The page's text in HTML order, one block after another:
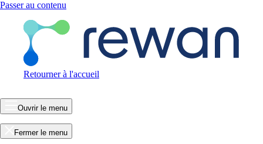
Passer au contenu
Retourner à l'accueil
Ouvrir le menu
Fermer le menu